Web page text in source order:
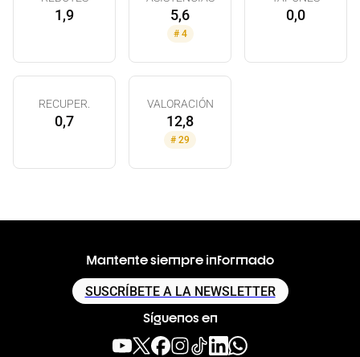
1,9 5,6
# 4
0,0
RECUPER.
0,7
VALORACIÓN
12,8
# 29
Mantente siempre informado
SUSCRÍBETE A LA NEWSLETTER
Síguenos en